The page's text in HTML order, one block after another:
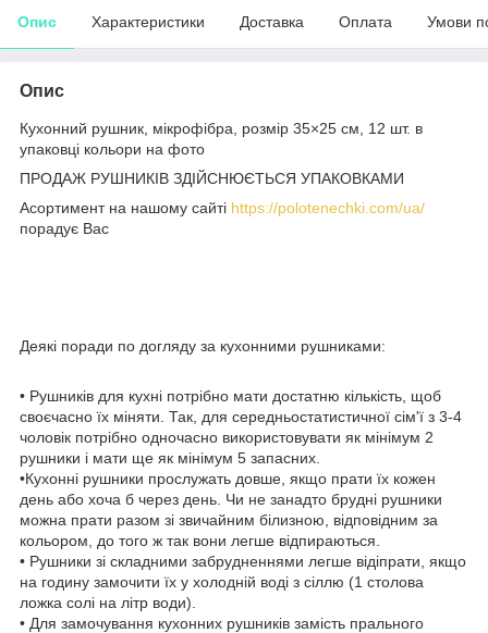
Опис Характеристики Доставка Оплата Умови
Опис
Кухонний рушник, мікрофібра, розмір 35×25 см, 12 шт. в
упаковці кольори на фото
ПРОДАЖ РУШНИКІВ ЗДІЙСНЮЄТЬСЯ УПАКОВКАМИ
Асортимент на нашому сайті https://polotenechki.com/ua/
порадує Вас
Деякі поради по догляду за кухонними рушниками:
• Рушників для кухні потрібно мати достатню кількість, щоб
своєчасно їх міняти. Так, для середньостатистичної сім'ї з 3-4
чоловік потрібно одночасно використовувати як мінімум 2
рушники і мати ще як мінімум 5 запасних.
•Кухонні рушники прослужать довше, якщо прати їх кожен
день або хоча б через день. Чи не занадто брудні рушники
можна прати разом зі звичайним білизною, відповідним за
кольором, до того ж так вони легше відпираються.
• Рушники зі складними забрудненнями легше відіпрати, якщо
на годину замочити їх у холодній воді з сіллю (1 столова
ложка солі на літр води).
• Для замочування кухонних рушників замість прального